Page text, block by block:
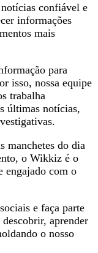
confiável e
informações
mais
para
isso, nossa equipe
trabalha
últimas notícias,
manchetes do dia
o Wikkiz é o
engajado com o
e faça parte
aprender
o nosso